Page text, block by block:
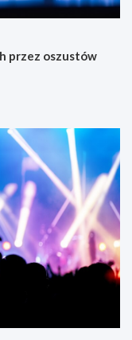
przez oszustów